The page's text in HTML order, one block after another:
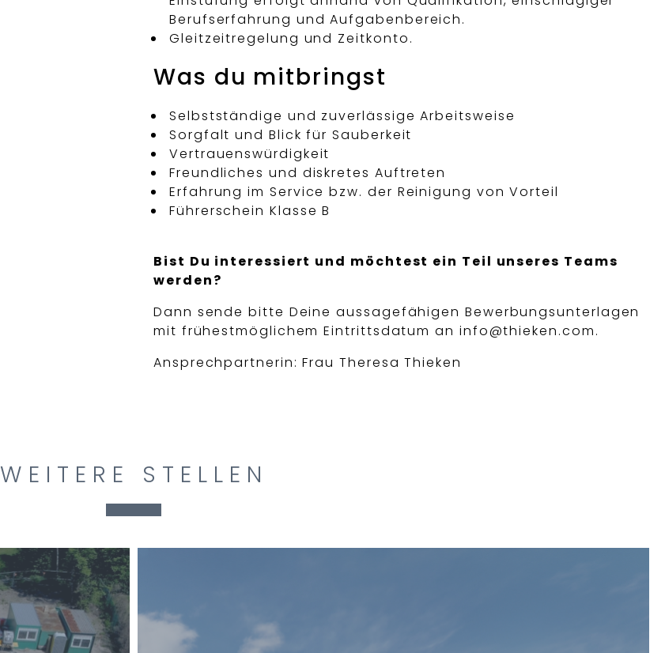
Berufserfahrung und Aufgabenbereich.
Gleitzeitregelung und Zeitkonto.
Was du mitbringst
Selbstständige und zuverlässige Arbeitsweise
Sorgfalt und Blick für Sauberkeit
Vertrauenswürdigkeit
Freundliches und diskretes Auftreten
Erfahrung im Service bzw. der Reinigung von Vorteil
Führerschein Klasse B
Bist Du interessiert und möchtest ein Teil unseres Teams
werden?
Dann sende bitte Deine aussagefähigen Bewerbungsunterlagen
mit frühestmöglichem Eintrittsdatum an info@thieken.com.
Ansprechpartnerin: Frau Theresa Thieken
WEITERE STELLEN